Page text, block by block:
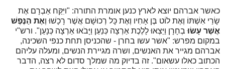
כאשר אברהם יוצא לארץ כנען אומרת התורה: "ויִּקַּח אַבְרָם אֶת
שָׂרַי אִשְׁתּוֹ וְאֶת לוֹט בֶּן אָחִיו וְאֶת כָּל רְכוּשָׁם אֲשֶׁר רָכָשׁוּ וְאֶת הַנֶּפֶשׁ
אֲשֶׁר עָשׂוּבְחָרָן וַיֵּצְאוּ לָלֶכֶת אַרְצָה כְּנַעַן וַיָּבֹאוּ אַרְצָה כְּנָעַן". ורש"י
במקום מפרש: "אשר עשו בחרן - שהכניסן תחת כנפי השכינה,
אברהם מגייר את האנשים, ושרה מגיירת הנשים, ומעלה עליהם
הכתוב כאלו עשאום". זה בדיוק מה שמלך סדום לא רצה, הדבר